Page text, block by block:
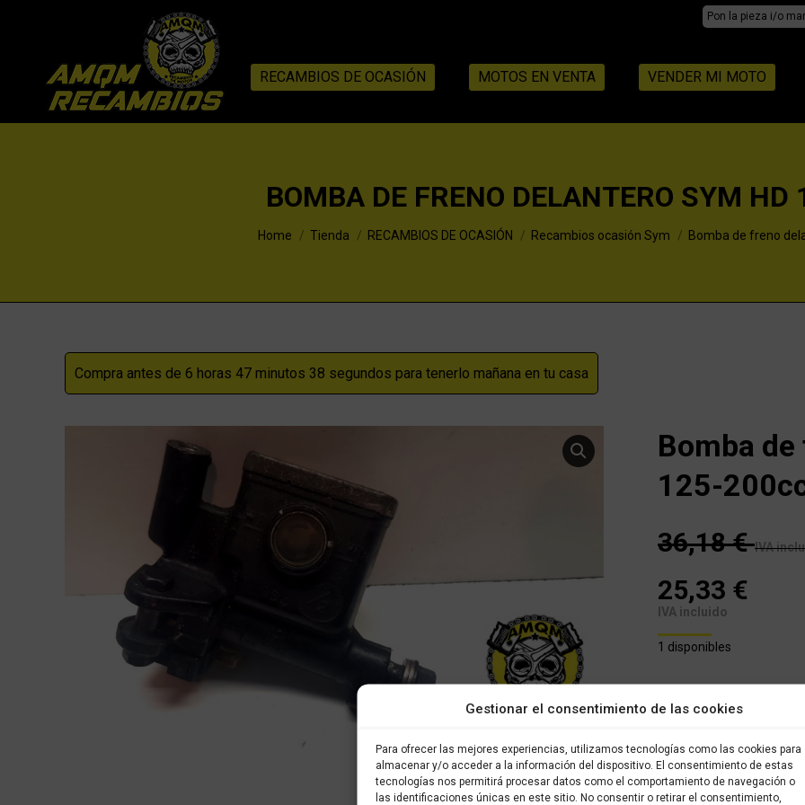
Gestionar el consentimiento de las cookies
Para ofrecer las mejores experiencias, utilizamos tecnologías como las cookies para
almacenar y/o acceder a la información del dispositivo. El consentimiento de estas
tecnologías nos permitirá procesar datos como el comportamiento de navegación o
las identificaciones únicas en este sitio. No consentir o retirar el consentimiento,
Search:
RECAMBIOS DE OCASIÓN MOTOS EN VENTA VENDER MI MOTO
BOMBA DE FRENO DELANTERO SYM
You are here:
Home Tienda RECAMBIOS DE OCASIÓN Recambios ocasión Sym Bomba de freno
Compra antes de 6 horas 47 minutos 37 segundos para tenerlo mañana en tu casa
Bomba
125-
36,18€ IVA
25,33 €
IVA incluido
1 disponibles
Este es un recambio
almacenado en nuestro
brevedad posible.
sido verificados y
con garantía.